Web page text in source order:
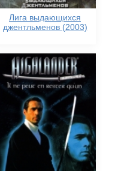
Лига выдающихся
джентльменов (2003)